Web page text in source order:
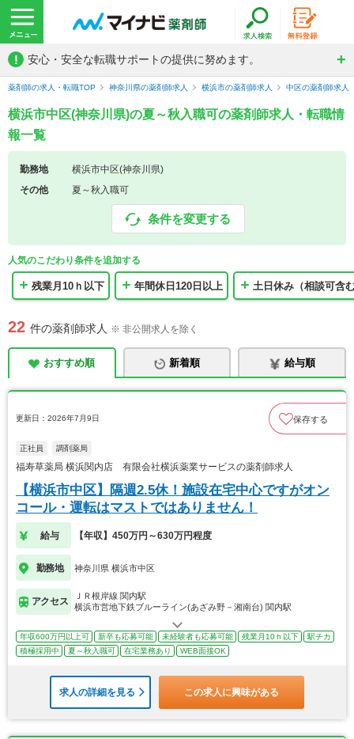
! 安心・安全な転職サポートの提供に努めます。
薬剤師の求人・転職TOP 神奈川県の薬剤師求人 横浜市の薬剤師求人 中区の薬剤師求人
横浜市中区(神奈川県)の夏～秋入職可の薬剤師求人・転職情
報一覧
勤務地
横浜市中区(神奈川県)
その他
夏～秋入職可
条件を変更する
人気のこだわり条件を追加する
残業月10ｈ以下 年間休日120日以上 土日休み（相談可含
22 件の薬剤師求人 ※ 非公開求人を除く
おすすめ順 新着順 給与順
更新日：2026年7月9日 保存する
正社員 調剤薬局
福寿草薬局 横浜関内店 有限会社横浜薬業サービスの薬剤師求人
【横浜市中区】隔週2.5休！施設在宅中心ですがオン
コール・運転はマストではありません！
給与 【年収】450万円～630万円程度
勤務地 神奈川県 横浜市中区
アクセス
ＪＲ根岸線 関内駅
横浜市営地下鉄ブルーライン(あざみ野－湘南台) 関内駅
年収600万円以上可 新卒も応募可能 未経験者も応募可能 残業月10ｈ以下
駅チカ
積極採用中
夏～秋入職可 在宅業務あり WEB面接OK
求人の詳細を見る この求人に興味がある